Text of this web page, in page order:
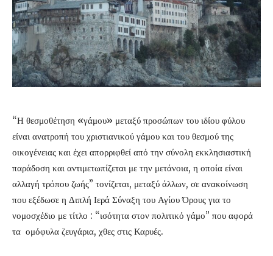
“Η θεσμοθέτηση «γάμου» μεταξύ προσώπων του ιδίου φύλου
είναι ανατροπή του χριστιανικού γάμου και του θεσμού της
οικογένειας και έχει απορριφθεί από την σύνολη εκκλησιαστική
παράδοση και αντιμετωπίζεται με την μετάνοια, η οποία είναι
αλλαγή τρόπου ζωής” τονίζεται, μεταξύ άλλων, σε ανακοίνωση
που εξέδωσε η Διπλή Ιερά Σύναξη του Αγίου Όρους για το
νομοσχέδιο με τίτλο : “ισότητα στον πολιτικό γάμο” που αφορά
τα ομόφυλα ζευγάρια, χθες στις Καρυές.